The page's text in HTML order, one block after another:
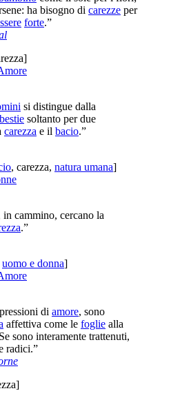
ha bisogno di carezze per
forte.”
]
si distingue dalla
bestie soltanto per due
carezza e il bacio.”
, carezza, natura umana]
in cammino, cercano la
.”
uomo e donna]
di amore, sono
affettiva come le foglie alla
sono interamente trattenuti,
radici.”
]